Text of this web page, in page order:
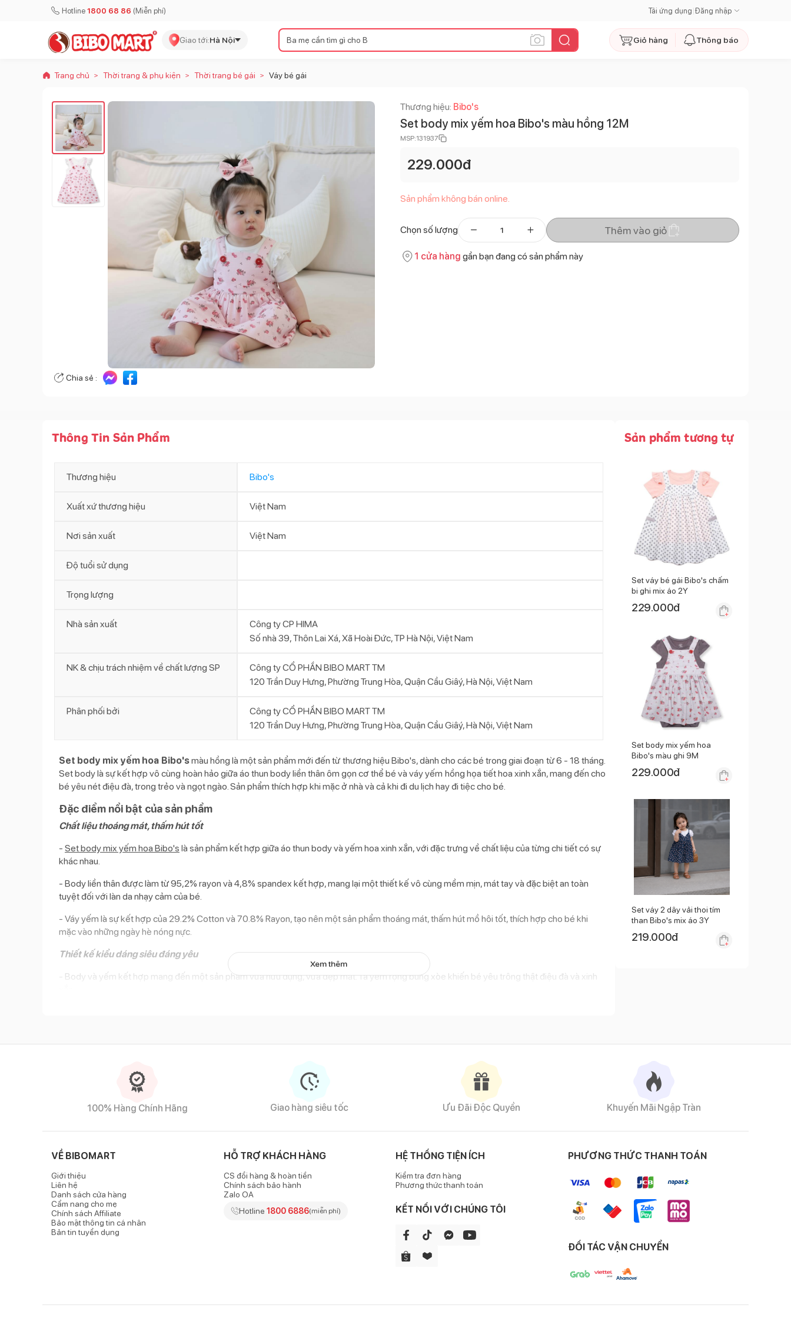
Hotline 1800 68 86 (Miễn phí) Tải ứng dụng Đăng nhập
Giao tới:Hà Nội Giỏ hàng Thông báo
Trang chủ > Thời trang & phụ kiện > Thời trang bé gái > Váy bé gái
Chia sẻ :
Thương hiệu: Bibo's
Set body mix yếm hoa Bibo's màu hồng 12M
MSP:131937
229.000đ
Sản phẩm không bán online.
Chọn số lượng Thêm vào giỏ
1 cửa hàng gần bạn đang có sản phẩm này
Thông Tin Sản Phẩm
Thương hiệu Bibo's
Xuất xứ thương hiệu Việt Nam
Nơi sản xuất Việt Nam
Độ tuổi sử dụng
Trọng lượng
Nhà sản xuất
Công ty CP HIMA
Số nhà 39, Thôn Lai Xá, Xã Hoài Đức, TP Hà Nội, Việt Nam
NK & chịu trách nhiệm về chất lượng SP
Công ty CỔ PHẦN BIBO MART TM
120 Trần Duy Hưng, Phường Trung Hòa, Quận Cầu Giâý, Hà Nội, Việt Nam
Phân phối bởi
Công ty CỔ PHẦN BIBO MART TM
120 Trần Duy Hưng, Phường Trung Hòa, Quận Cầu Giâý, Hà Nội, Việt Nam
Set body mix yếm hoa Bibo'smàu hồng là một sản phẩm mới đến từ thương hiệu Bibo's, dành cho các bé trong giai đoạn từ 6 - 18 tháng.
Set body là sự kết hợp vô cùng hoàn hảo giữa áo thun body liền thân ôm gọn cơ thể bé và váy yếm hồng họa tiết hoa xinh xắn, mang đến cho
bé yêu nét điệu đà, trong trẻo và ngọt ngào. Sản phẩm thích hợp khi mặc ở nhà và cả khi đi du lịch hay đi tiệc cho bé.
Đặc điểm nổi bật của sản phẩm
Chất liệu thoáng mát, thấm hút tốt
- Set body mix yếm hoa Bibo's là sản phẩm kết hợp giữa áo thun body và yếm hoa xinh xắn, với đặc trưng về chất liệu của từng chi tiết có sự
khác nhau.
- Body liền thân được làm từ 95,2% rayon và 4,8% spandex kết hợp, mang lại một thiết kế vô cùng mềm mịn, mát tay và đặc biệt an toàn
tuyệt đối với làn da nhạy cảm của bé.
- Váy yếm là sự kết hợp của 29.2% Cotton và 70.8% Rayon, tạo nên một sản phẩm thoáng mát, thấm hút mồ hôi tốt, thích hợp cho bé khi
mặc vào những ngày hè nóng nực.
Thiết kế kiểu dáng siêu đáng yêu
- Body và yếm kết hợp mang đến một sản phẩm vừa hữu dụng, vừa đẹp mắt. Tà yếm rộng bung xòe khiến bé yêu trông thật điệu đà và xinh
Xem thêm
Sản phẩm tương tự
Set váy bé gái Bibo's chấm
bi ghi mix áo 2Y
229.000đ
Set body mix yếm hoa
Bibo's màu ghi 9M
229.000đ
Set váy 2 dây vải thoi tím
than Bibo's mix áo 3Y
219.000đ
100% Hàng Chính Hãng Giao hàng siêu tốc Ưu Đãi Độc Quyền Khuyến Mãi Ngập Tràn
VỀ BIBOMART
Giới thiệu
Liên hệ
Danh sách cửa hàng
Cẩm nang cho mẹ
Chính sách Affiliate
Bảo mật thông tin cá nhân
Bản tin tuyển dụng
HỖ TRỢ KHÁCH HÀNG
CS đổi hàng & hoàn tiền
Chính sách bảo hành
Zalo OA
Hotline 1800 6886(miễn phí)
HỆ THỐNG TIỆN ÍCH
Kiểm tra đơn hàng
Phương thức thanh toán
KẾT NỐI VỚI CHÚNG TÔI
PHƯƠNG THỨC THANH TOÁN
ĐỐI TÁC VẬN CHUYỂN